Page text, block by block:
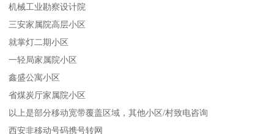
机械工业勘察设计院
三安家属院高层小区
就掌灯二期小区
一轻局家属院小区
鑫盛公寓小区
省煤炭厅家属院小区
以上是部分移动宽带覆盖区域，其他小区/村致电咨询
西安非移动号码携号转网